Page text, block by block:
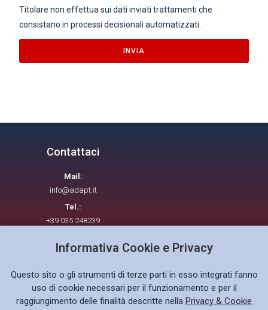
Titolare non effettua sui dati inviati trattamenti che
consistano in processi decisionali automatizzati.
INVIA
Contattaci
Mail:
info@adapt.it
Tel.:
+39 035 248239
Informativa Cookie e Privacy
Questo sito o gli strumenti di terze parti in esso integrati fanno
uso di cookie necessari per il funzionamento e per il
raggiungimento delle finalità descritte nella Privacy & Cookie